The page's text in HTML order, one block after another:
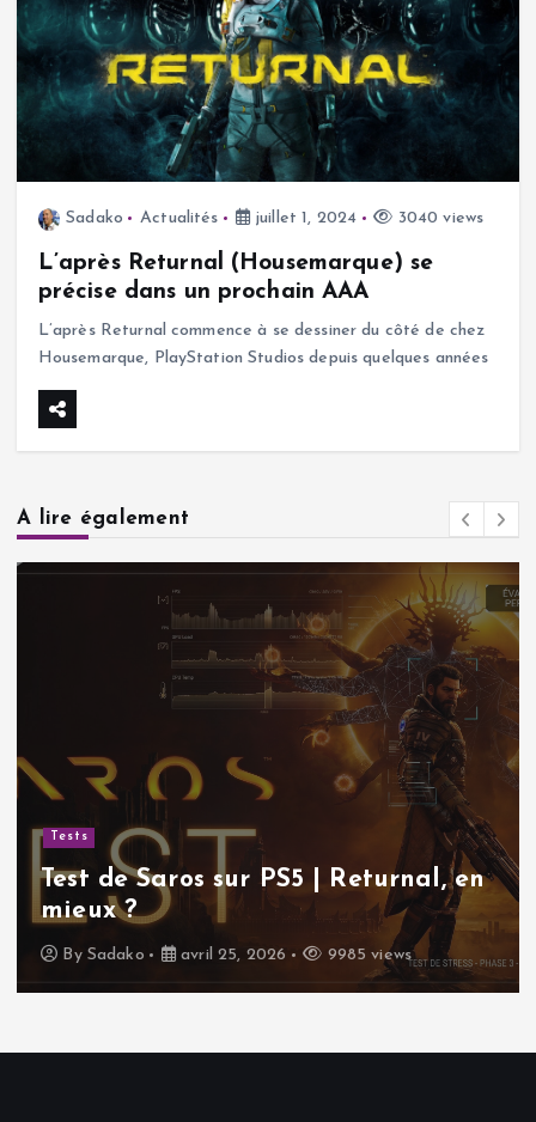
Sadako Actualités juillet 1, 2024 3040 views
L’après Returnal (Housemarque) se
précise dans un prochain AAA
L’après Returnal commence à se dessiner du côté de chez
Housemarque, PlayStation Studios depuis quelques années
A lire également
Tests
Test de Saros sur PS5 | Returnal, en
mieux ?
By Sadako avril 25, 2026 9985 views